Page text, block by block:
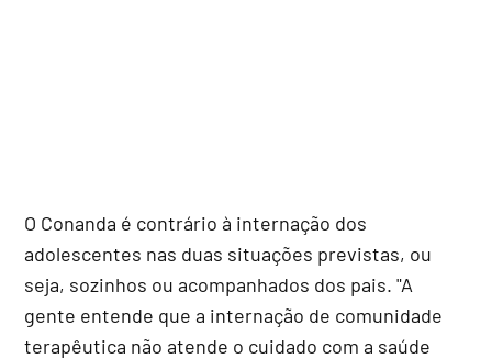
O Conanda é contrário à internação dos
adolescentes nas duas situações previstas, ou
seja, sozinhos ou acompanhados dos pais. "A
gente entende que a internação de comunidade
terapêutica não atende o cuidado com a saúde